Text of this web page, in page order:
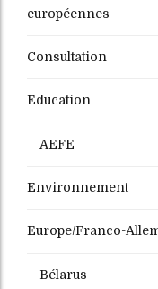
européennes
Consultation
Education
AEFE
Environnement
Europe/Franco-
Bélarus